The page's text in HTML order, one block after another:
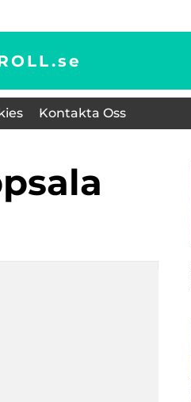
se
Kontakta Oss